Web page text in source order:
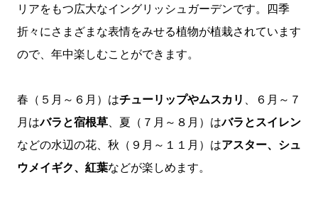
リアをもつ広大なイングリッシュガーデンです。四季
折々にさまざまな表情をみせる植物が植栽されています
ので、年中楽しむことができます。
春（５月～６月）はチューリップやムスカリ
、６月～７
月はバラと宿根草 、夏（７月～８月）はバラとスイレン
などの水辺の花、秋（９月～１１月）はアスター、シュ
ウメイギク、紅葉などが楽しめます。